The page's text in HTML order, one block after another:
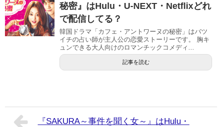
秘密』はHulu・U-NEXT・Netflixどれ
で配信してる？
韓国ドラマ「カフェ・アントワーヌの秘密」はバツ
イチの占い師が主人公の恋愛ストーリーです。 胸キ
ュンできる大人向けのロマンチックコメディ...
記事を読む
『SAKURA～事件を聞く女～』はHulu・